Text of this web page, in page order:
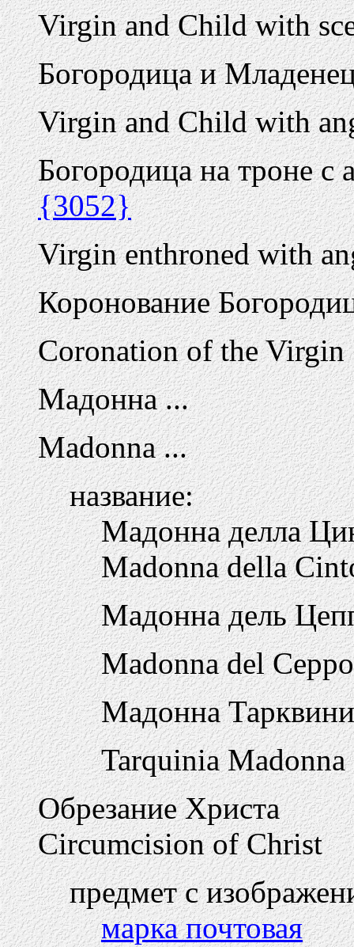
Virgin and Child with
Богородица и
Virgin and Child with
Богородица на троне с
{3052}
Virgin enthroned with
Коронование
Coronation of the Virgin
Мадонна ...
Madonna ...
название:
Мадонна делла
Madonna della
Мадонна дель
Madonna del Ceppo
Мадонна
Tarquinia Madonna
Обрезание Христа
Circumcision of Christ
предмет с
марка почтовая